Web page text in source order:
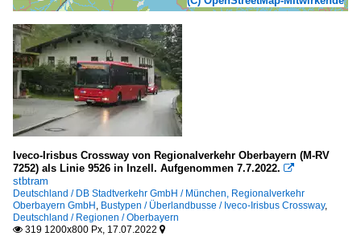
Iveco-Irisbus Crossway von Regionalverkehr Oberbayern (M-RV
7252) als Linie 9526 in Inzell. Aufgenommen 7.7.2022. 
stbtram
Deutschland / DB Stadtverkehr GmbH / München, Regionalverkehr
Oberbayern GmbH, Bustypen / Überlandbusse / Iveco-Irisbus Crossway,
Deutschland / Regionen / Oberbayern
 319 1200x800 Px, 17.07.2022 